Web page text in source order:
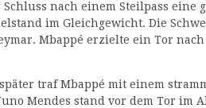
nach einem Steilpass eine
im Gleichgewicht. Die
Mbappé erzielte ein Tor
traf Mbappé mit einem
Mendes stand vor dem Tor im